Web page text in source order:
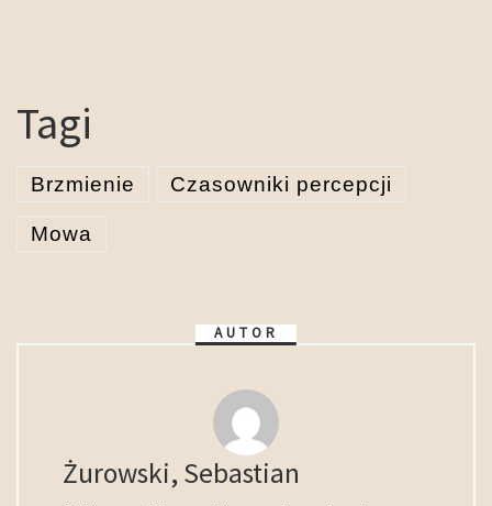
Tagi
Brzmienie Czasowniki percepcji
Mowa
AUTOR
Żurowski, Sebastian